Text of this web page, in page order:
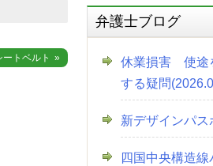
ートベルト
弁護士ブログ
休業損害 使途
する疑問
新デザインパ
四国中央構造線